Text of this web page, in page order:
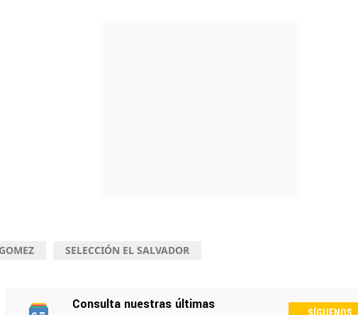
SELECCIÓN EL SALVADOR
Consulta nuestras últimas